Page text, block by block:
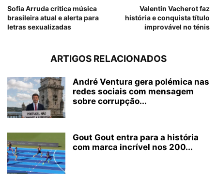
Sofia Arruda critica música
brasileira atual e alerta para
letras sexualizadas
Valentin Vacherot faz
história e conquista título
improvável no ténis
ARTIGOS RELACIONADOS
André Ventura gera polémica nas
redes sociais com mensagem
sobre corrupção...
Gout Gout entra para a história
com marca incrível nos 200...